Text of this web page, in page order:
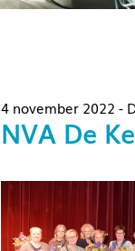
4 november 2022 -
NVA De